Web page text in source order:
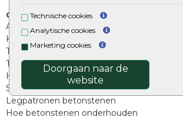
Technische cookies
Analytische cookies
Marketing cookies
Doorgaan naar de
website
Overig
Aanbiedingen
Kunstgras
Tuintegels outlet
Terrastegels leggen
Hoe richt ik een landelijke tuin in?
Sierbestrating schoonmaken
Legpatronen betonstenen
Hoe betonstenen onderhouden